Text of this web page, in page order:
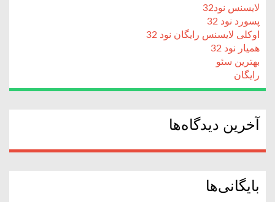
لایسنس نود32
پسورد نود 32
اوکلی لایسنس رایگان نود 32
همیار نود 32
بهترین سئو
رایگان
آخرین دیدگاه‌ها
بایگانی‌ها